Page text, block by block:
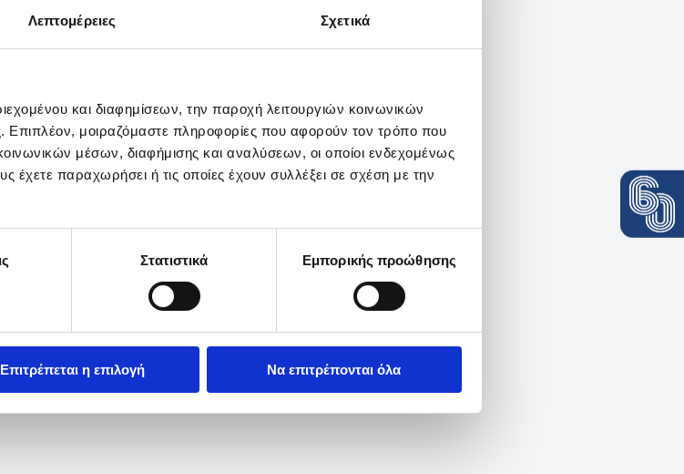
Λεπτομέρειες Σχετικά
και διαφημίσεων, την παροχή λειτουργιών κοινωνικών
Επιπλέον, μοιραζόμαστε πληροφορίες που αφορούν τον τρόπο που
μέσων, διαφήμισης και αναλύσεων, οι οποίοι ενδεχομένως
έχετε παραχωρήσει ή τις οποίες έχουν συλλέξει σε σχέση με την
Στατιστικά Εμπορικής προώθησης
Επιτρέπεται η επιλογή Να επιτρέπονται όλα